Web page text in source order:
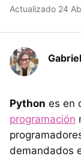
Actualizado 24
Python es en
programación
demandados